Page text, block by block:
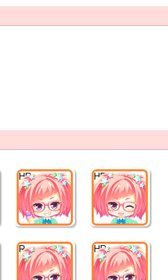
HR HR
R HR